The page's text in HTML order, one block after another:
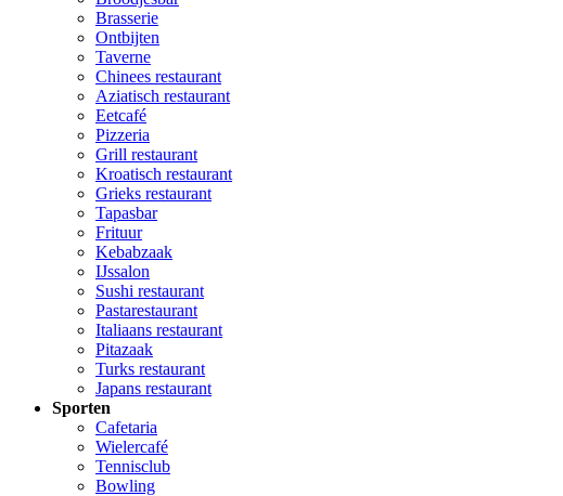
Brasserie
Ontbijten
Taverne
Chinees restaurant
Aziatisch restaurant
Eetcafé
Pizzeria
Grill restaurant
Kroatisch restaurant
Grieks restaurant
Tapasbar
Frituur
Kebabzaak
IJssalon
Sushi restaurant
Pastarestaurant
Italiaans restaurant
Pitazaak
Turks restaurant
Japans restaurant
Sporten
Cafetaria
Wielercafé
Tennisclub
Bowling